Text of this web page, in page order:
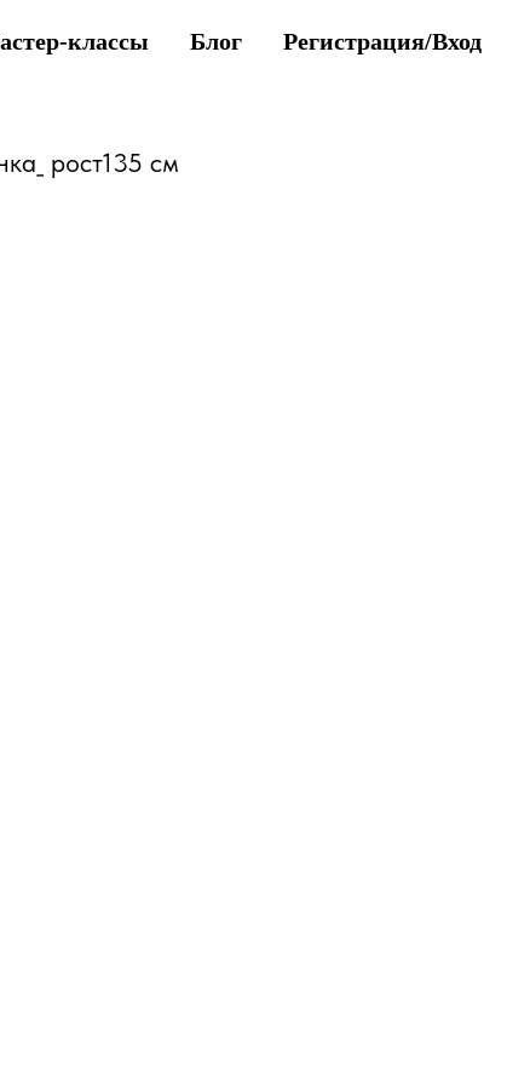
классы Блог Регистрация/Вход
рост135 см